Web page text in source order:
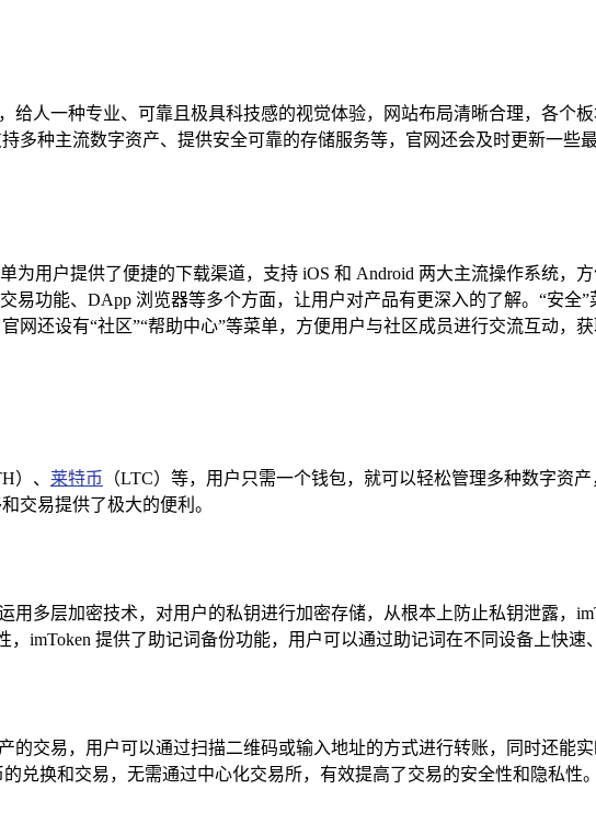
给人一种专业、可靠且极具科技感的视觉体验，网站布局清晰合理，各个
多种主流数字资产、提供安全可靠的存储服务等，官网还会及时更新一些
用户提供了便捷的下载渠道，支持 iOS 和 Android 两大主流操作系统，方
易功能、DApp 浏览器等多个方面，让用户对产品有更深入的了解。“安全
还设有“社区”“帮助中心”等菜单，方便用户与社区成员进行交流互动，获
）、 莱特币
（LTC）等，用户只需一个钱包，就可以轻松管理多种数字资
交易提供了极大的便利。
多层加密技术，对用户的私钥进行加密存储，从根本上防止私钥泄露，
imToken 提供了助记词备份功能，用户可以通过助记词在不同设备上快速
的交易，用户可以通过扫描二维码或输入地址的方式进行转账，同时还能
兑换和交易，无需通过中心化交易所，有效提高了交易的安全性和隐私性。